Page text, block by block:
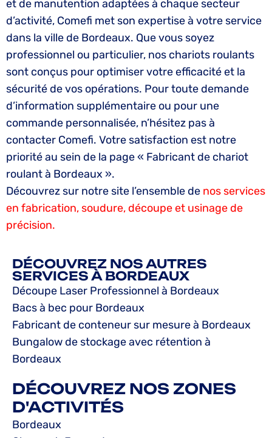
et de manutention adaptées à chaque secteur
d’activité, Comefi met son expertise à votre service
dans la ville de Bordeaux. Que vous soyez
professionnel ou particulier, nos chariots roulants
sont conçus pour optimiser votre efficacité et la
sécurité de vos opérations. Pour toute demande
d’information supplémentaire ou pour une
commande personnalisée, n’hésitez pas à
contacter Comefi. Votre satisfaction est notre
priorité au sein de la page « Fabricant de chariot
roulant à Bordeaux ».
Découvrez sur notre site l’ensemble de nos services
en fabrication, soudure, découpe et usinage de
précision.
DÉCOUVREZ NOS AUTRES
SERVICES À BORDEAUX
Découpe Laser Professionnel à Bordeaux
Bacs à bec pour Bordeaux
Fabricant de conteneur sur mesure à Bordeaux
Bungalow de stockage avec rétention à
Bordeaux
DÉCOUVREZ NOS ZONES
D'ACTIVITÉS
Bordeaux